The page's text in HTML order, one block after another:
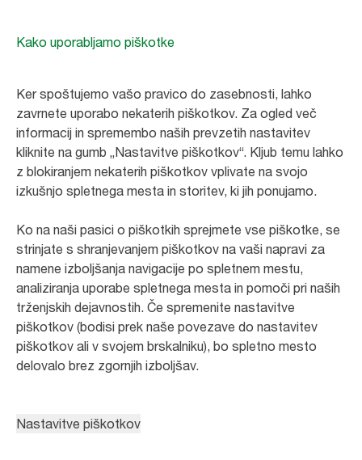
Kako uporabljamo piškotke
Ker spoštujemo vašo pravico do zasebnosti, lahko
zavrnete uporabo nekaterih piškotkov. Za ogled več
informacij in spremembo naših prevzetih nastavitev
kliknite na gumb „Nastavitve piškotkov“. Kljub temu lahko
z blokiranjem nekaterih piškotkov vplivate na svojo
izkušnjo spletnega mesta in storitev, ki jih ponujamo.
Ko na naši pasici o piškotkih sprejmete vse piškotke, se
strinjate s shranjevanjem piškotkov na vaši napravi za
namene izboljšanja navigacije po spletnem mestu,
analiziranja uporabe spletnega mesta in pomoči pri naših
trženjskih dejavnostih. Če spremenite nastavitve
piškotkov (bodisi prek naše povezave do nastavitev
piškotkov ali v svojem brskalniku), bo spletno mesto
delovalo brez zgornjih izboljšav.
Nastavitve piškotkov